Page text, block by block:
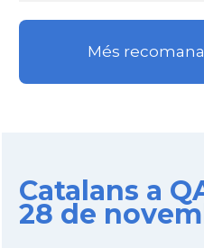
Més
Catalans a
28 de